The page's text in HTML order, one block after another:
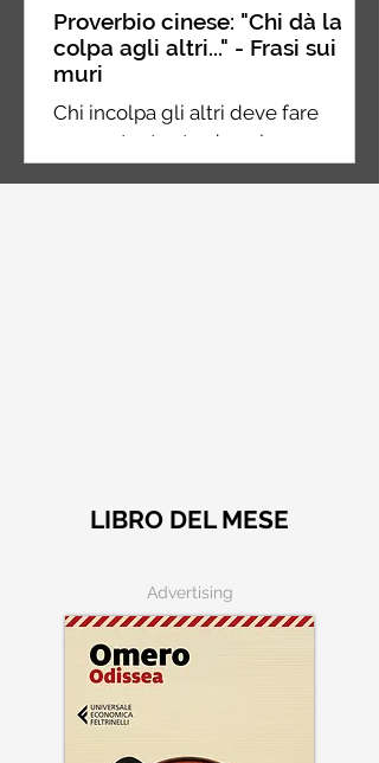
Proverbio cinese: "Chi dà la
colpa agli altri..." - Frasi sui
muri
Chi incolpa gli altri deve fare
ancora tanta strada nel suo
LIBRO DEL MESE
Advertising